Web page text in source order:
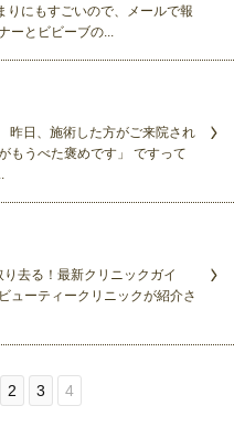
りにもすごいので、メールで報
ーとビビーブの...
昨日、施術した方がご来院され
もうべた褒めです」 ですって
去る！最新クリニックガイ
ューティークリニックが紹介さ
2 3 4